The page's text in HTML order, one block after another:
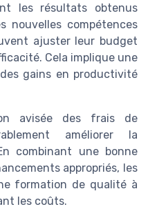
les résultats obtenus
nouvelles compétences
ajuster leur budget
Cela implique une
gains en productivité
avisée des frais de
améliorer la
combinant une bonne
appropriés, les
formation de qualité à
les coûts.